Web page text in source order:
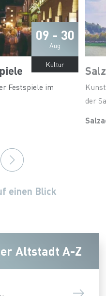
09 - 30
Aug
Kultur
Festspiele im
der
einen Blick
Altstadt A-Z